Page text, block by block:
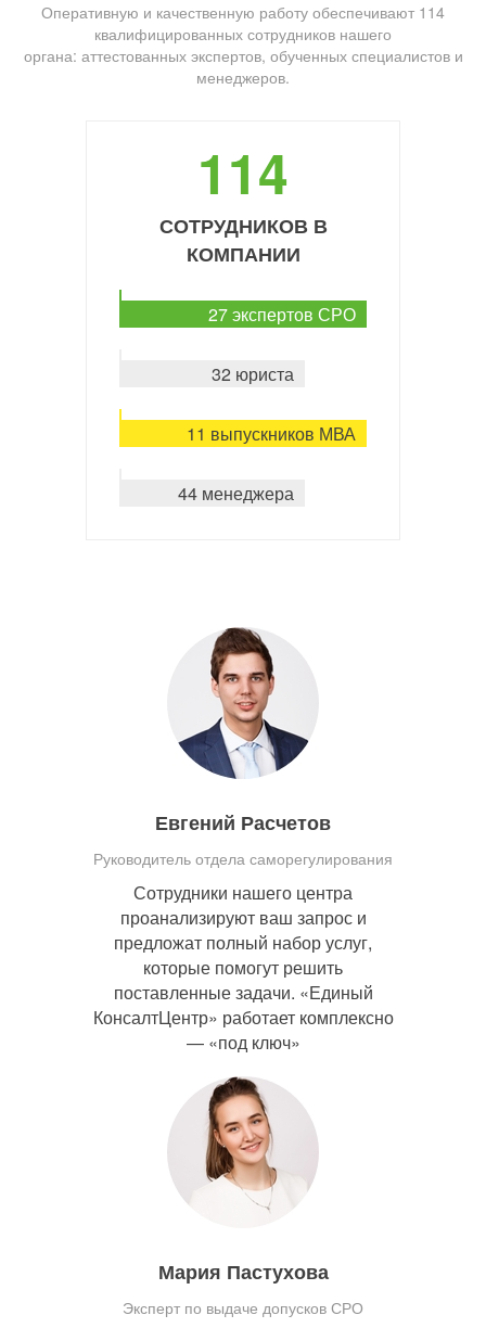
Оперативную и качественную работу обеспечивают 114
квалифицированных сотрудников нашего
органа: аттестованных экспертов, обученных специалистов и
менеджеров.
114
СОТРУДНИКОВ В
КОМПАНИИ
27 экспертов СРО
32 юриста
11 выпускников МВА
44 менеджера
Евгений Расчетов
Руководитель отдела саморегулирования
Сотрудники нашего центра
проанализируют ваш запрос и
предложат полный набор услуг,
которые помогут решить
поставленные задачи. «Единый
КонсалтЦентр» работает комплексно
— «под ключ»
Мария Пастухова
Эксперт по выдаче допусков СРО